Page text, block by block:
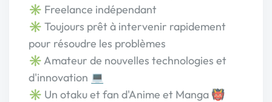
✳️ Freelance indépendant
✳️ Toujours prêt à intervenir rapidement
pour résoudre les problèmes
✳️ Amateur de nouvelles technologies et
d'innovation 💻
✳️ Un otaku et fan d'Anime et Manga 👹